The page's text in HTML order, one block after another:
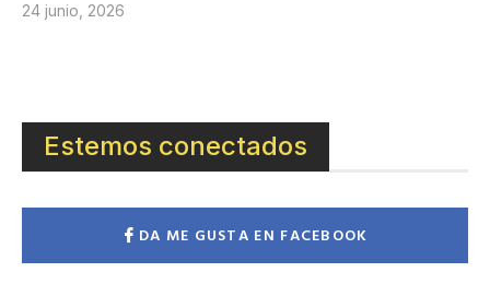
24 junio, 2026
Estemos conectados
DA ME GUSTA EN FACEBOOK